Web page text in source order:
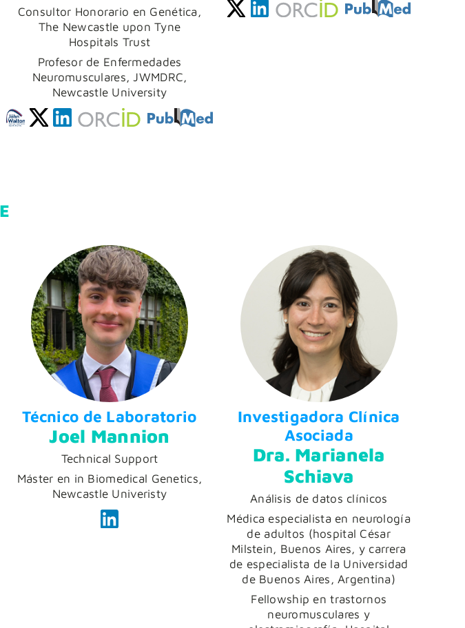
Consultor Honorario en Genética,
The Newcastle upon Tyne
Hospitals Trust
Profesor de Enfermedades
Neuromusculares, JWMDRC,
Newcastle University
Técnico de Laboratorio
Joel Mannion
Technical Support
Máster en in Biomedical Genetics,
Newcastle Univeristy
Investigadora Clínica
Asociada
Dra. Marianela
Schiava
Análisis de datos clínicos
Médica especialista en neurología
de adultos (hospital César
Milstein, Buenos Aires, y carrera
de especialista de la Universidad
de Buenos Aires, Argentina)
Fellowship en trastornos
neuromusculares y